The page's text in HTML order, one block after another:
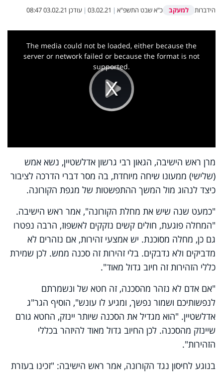
הידברות למעקב כ"א שבט התשפ"א |
03.02.21
| עודכן 03.02.21 08:47
Play
Video
This
The media could not be loaded, either because the
server or network failed or because the format is not
supported.
מרן ראש הישיבה, הגאון רבי גרשון אדלשטיין, נשא אמש
(שלישי) ממעונו שיחה מיוחדת, בה מסר דברי הדרכה לציבור
כיצד לנהוג מול המשך ההתפשטות של מגפת הקורונה.
"כמעט שנה שיש את מחלת הקורונה", אמר ראש הישיבה.
"המחלה פוגעת, חולים קשים נזקקים לאשפוז, הרבה נפטרו
גם כן, מחלה מסוכנת. יש אמצעי זהירות, אם נזהרים לא
מדביקים ולא נדבקים. בלי זהירות זה סכנה ממש. לכן שמירת
כללי הזהירות זה חיוב גדול מאוד".
"אם אדם לא נזהר מהסכנה, זה חטא של ונשמרתם
לנפשותיכם ושמור נפשך, ומגיע לו עונש", הוסיף הגר"ג
אדלשטיין. "הוא מגדיל את הסכנה שיותר יינזק, החטא גורם
שיינזק מהסכנה. לכן החיוב גדול מאוד להיזהר בכללי
הזהירות".
בנוגע לחיסון נגד הקורונה, אמר ראש הישיבה: "זכינו בעזרת